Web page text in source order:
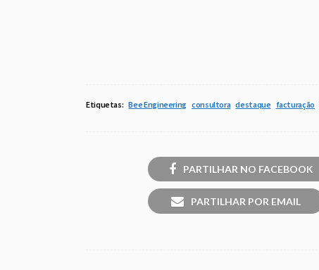
Etiquetas: Bee Engineering consultora destaque facturação
PARTILHAR NO FACEBOOK
PARTILHAR POR EMAIL